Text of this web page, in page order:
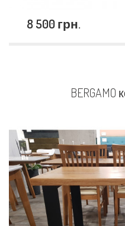
8 500 грн.